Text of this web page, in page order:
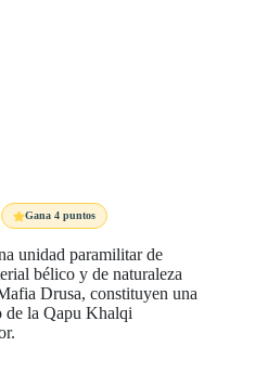
Gana 4 puntos
unidad paramilitar de
bélico y de naturaleza
Drusa, constituyen una
de la Qapu Khalqi